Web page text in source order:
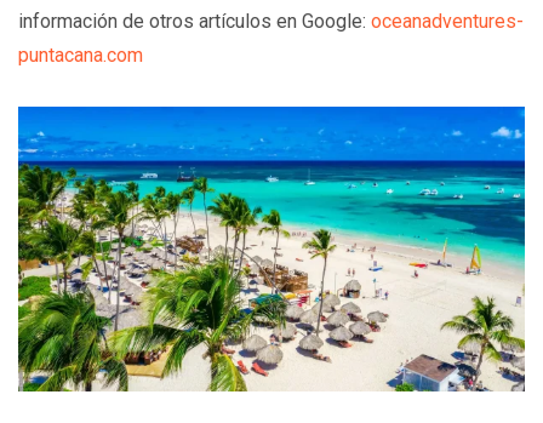
información de otros artículos en Google: oceanadventures-
puntacana.com